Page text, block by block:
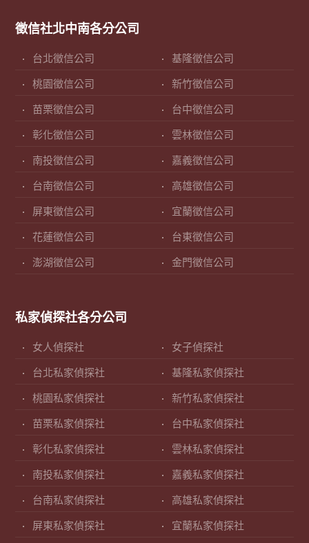
徵信社北中南各分公司
台北徵信公司 基隆徵信公司
桃園徵信公司 新竹徵信公司
苗栗徵信公司 台中徵信公司
彰化徵信公司 雲林徵信公司
南投徵信公司 嘉義徵信公司
台南徵信公司 高雄徵信公司
屏東徵信公司 宜蘭徵信公司
花蓮徵信公司 台東徵信公司
澎湖徵信公司 金門徵信公司
私家偵探社各分公司
女人偵探社 女子偵探社
台北私家偵探社 基隆私家偵探社
桃園私家偵探社 新竹私家偵探社
苗栗私家偵探社 台中私家偵探社
彰化私家偵探社 雲林私家偵探社
南投私家偵探社 嘉義私家偵探社
台南私家偵探社 高雄私家偵探社
屏東私家偵探社 宜蘭私家偵探社